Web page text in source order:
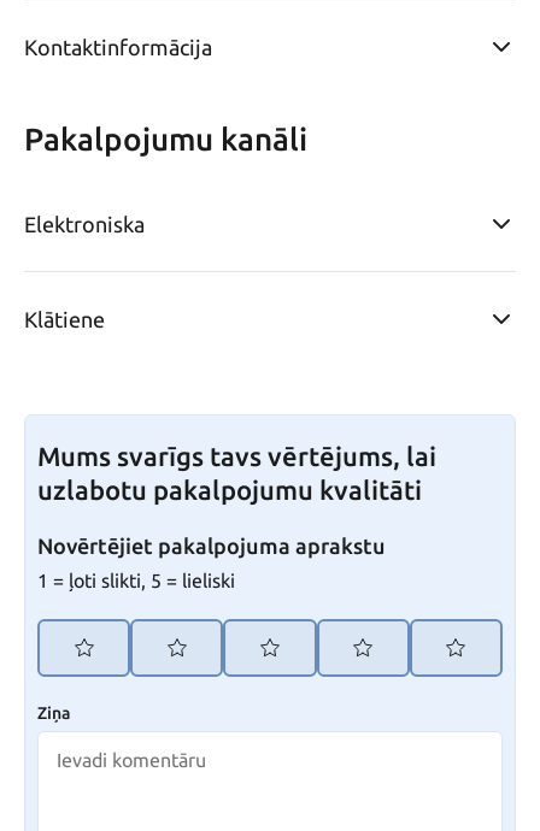
Kontaktinformācija
Pakalpojumu kanāli
Elektroniska
Klātiene
Mums svarīgs tavs vērtējums, lai
uzlabotu pakalpojumu kvalitāti
Novērtējiet pakalpojuma aprakstu
1 = ļoti slikti, 5 = lieliski
Ziņa